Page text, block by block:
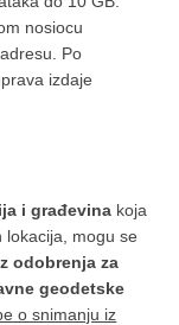
nosiocu
Po
izdaje
i građevina koja
lokacija, mogu se
odobrenja za
geodetske
o snimanju iz